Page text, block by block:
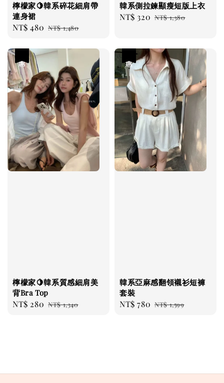
檸檬家🍋韓系碎花細肩帶
連身裙
Sale
NT$ 480 Regular
NT$ 1,480
韓系側拉鍊顯瘦短版上衣
Sale
NT$ 320 Regular
NT$ 1,380
檸檬家🍋韓系質感細肩美
背Bra Top
Sale
NT$ 280 Regular
NT$ 1,340
韓系亞麻感翻領襯衫短褲
套裝
Sale
NT$ 780 Regular
NT$ 1,599